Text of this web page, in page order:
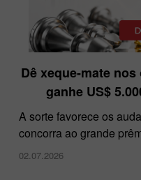
28.11.2024
Dê xeque-mate
ganhe US$
A sorte favorece os
concorra ao grande
02.07.2026